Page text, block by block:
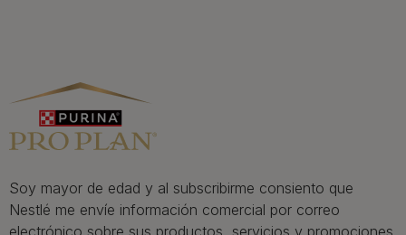
Soy mayor de edad y al subscribirme consiento que
Nestlé me envíe información comercial por correo
electrónico sobre sus productos, servicios y promociones.
Aviso Legal Política General de Privacidad
Gestión de Derechos